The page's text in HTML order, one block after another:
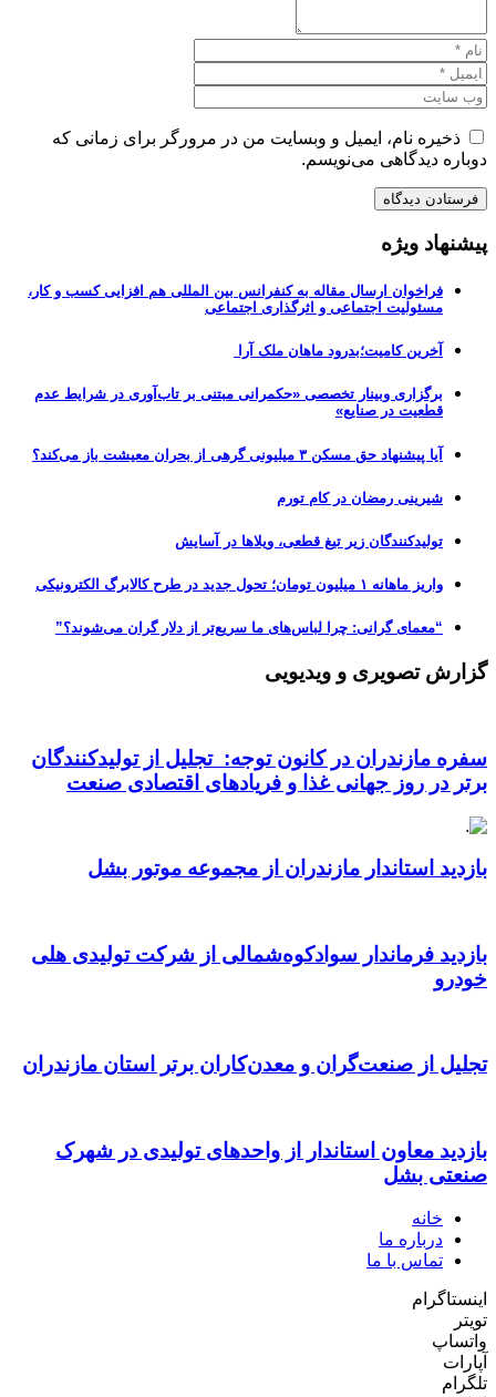
ذخیره نام، ایمیل و وبسایت من در مرورگر برای زمانی که
دوباره دیدگاهی می‌نویسم.
پیشنهاد ویژه
فراخوان ارسال مقاله به کنفرانس بین المللی هم افزایی کسب و کار،
مسئولیت اجتماعی و اثرگذاری اجتماعی
آخرین کامیت؛بدرود ماهان ملک آرا
برگزاری وبینار تخصصی «حکمرانی مبتنی بر تاب‌آوری در شرایط عدم
قطعیت در صنایع»
آیا پیشنهاد حق مسکن ۳ میلیونی گرهی از بحران معیشت باز می‌کند؟
شیرینی رمضان در کام تورم
تولیدکنندگان زیر تیغ قطعی، ویلاها در آسایش
واریز ماهانه ۱ میلیون تومان؛ تحول جدید در طرح کالابرگ الکترونیکی
“معمای گرانی: چرا لباس‌های ما سریع‌تر از دلار گران می‌شوند؟”
گزارش تصویری و ویدیویی
سفره مازندران در کانون توجه: تجلیل از تولیدکنندگان
برتر در روز جهانی غذا و فریادهای اقتصادی صنعت
بازدید استاندار مازندران از مجموعه موتور بشل
بازدید فرماندار سوادکوه‌شمالی از شرکت تولیدی هلی
خودرو
تجلیل از صنعت‌گران و معدن‌کاران برتر استان مازندران
بازدید معاون استاندار از واحدهای تولیدی در شهرک
صنعتی بشل
خانه
درباره ما
تماس با ما
اینستاگرام
تویتر
واتساپ
آپارات
تلگرام